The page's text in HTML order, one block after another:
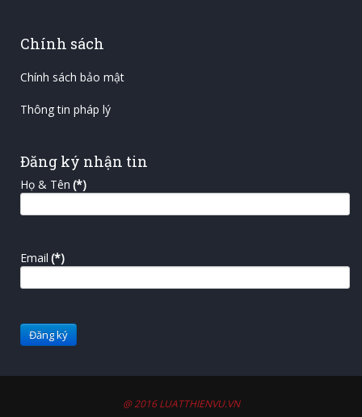
Chính sách
Chính sách bảo mật
Thông tin pháp lý
Đăng ký nhận tin
Họ & Tên (*)
Email (*)
@ 2016 LUATTHIENVU.VN